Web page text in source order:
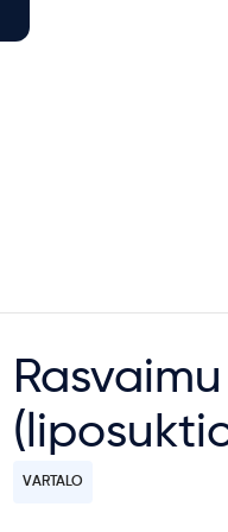
Rasvaimu
VARTALO